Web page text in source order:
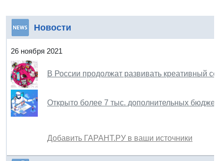
Новости
26 ноября 2021
В России продолжат развивать креативный
Открыто более 7 тыс. дополнительных
Добавить ГАРАНТ.РУ в ваши источники